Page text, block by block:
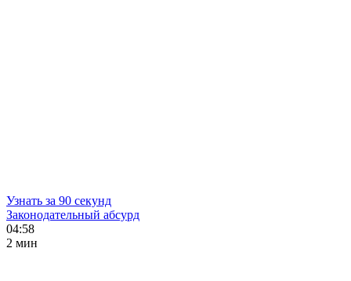
Узнать за 90 секунд
Законодательный абсурд
04:58
2 мин